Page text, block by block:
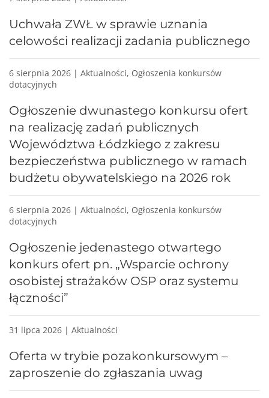
Uchwała ZWŁ w sprawie uznania
celowości realizacji zadania publicznego
6 sierpnia 2026 | Aktualności, Ogłoszenia konkursów
dotacyjnych
Ogłoszenie dwunastego konkursu ofert
na realizację zadań publicznych
Województwa Łódzkiego z zakresu
bezpieczeństwa publicznego w ramach
budżetu obywatelskiego na 2026 rok
6 sierpnia 2026 | Aktualności, Ogłoszenia konkursów
dotacyjnych
Ogłoszenie jedenastego otwartego
konkurs ofert pn. „Wsparcie ochrony
osobistej strażaków OSP oraz systemu
łączności”
31 lipca 2026 | Aktualności
Oferta w trybie pozakonkursowym –
zaproszenie do zgłaszania uwag